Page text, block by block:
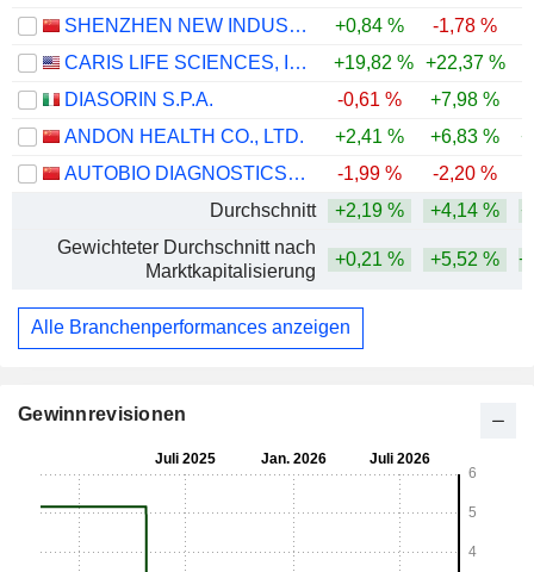
SHENZHEN NEW INDUSTRIES BIOMEDICAL ENGINEERING CO., LTD.
+0,84 % -1,78 %
CARIS LIFE SCIENCES, INC.
+19,82 % +22,37 %
DIASORIN S.P.A.
-0,61 % +7,98 %
ANDON HEALTH CO., LTD.
+2,41 % +6,83 %
AUTOBIO DIAGNOSTICS CO., LTD.
-1,99 % -2,20 %
Durchschnitt
+2,19 % +4,14 %
Gewichteter Durchschnitt nach
Marktkapitalisierung
+0,21 % +5,52 %
Alle Branchenperformances anzeigen
Gewinnrevisionen